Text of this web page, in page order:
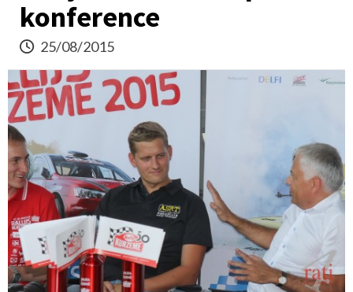
konference
25/08/2015